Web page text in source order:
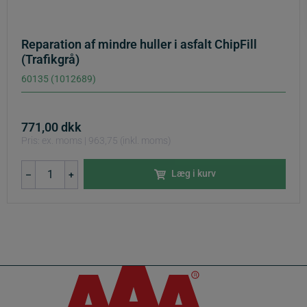
Reparation af mindre huller i asfalt ChipFill
(Trafikgrå)
60135 (1012689)
771,00dkk
Pris: ex. moms | 963,75 (inkl. moms)
–
af
mindre
+ Læg i kurv